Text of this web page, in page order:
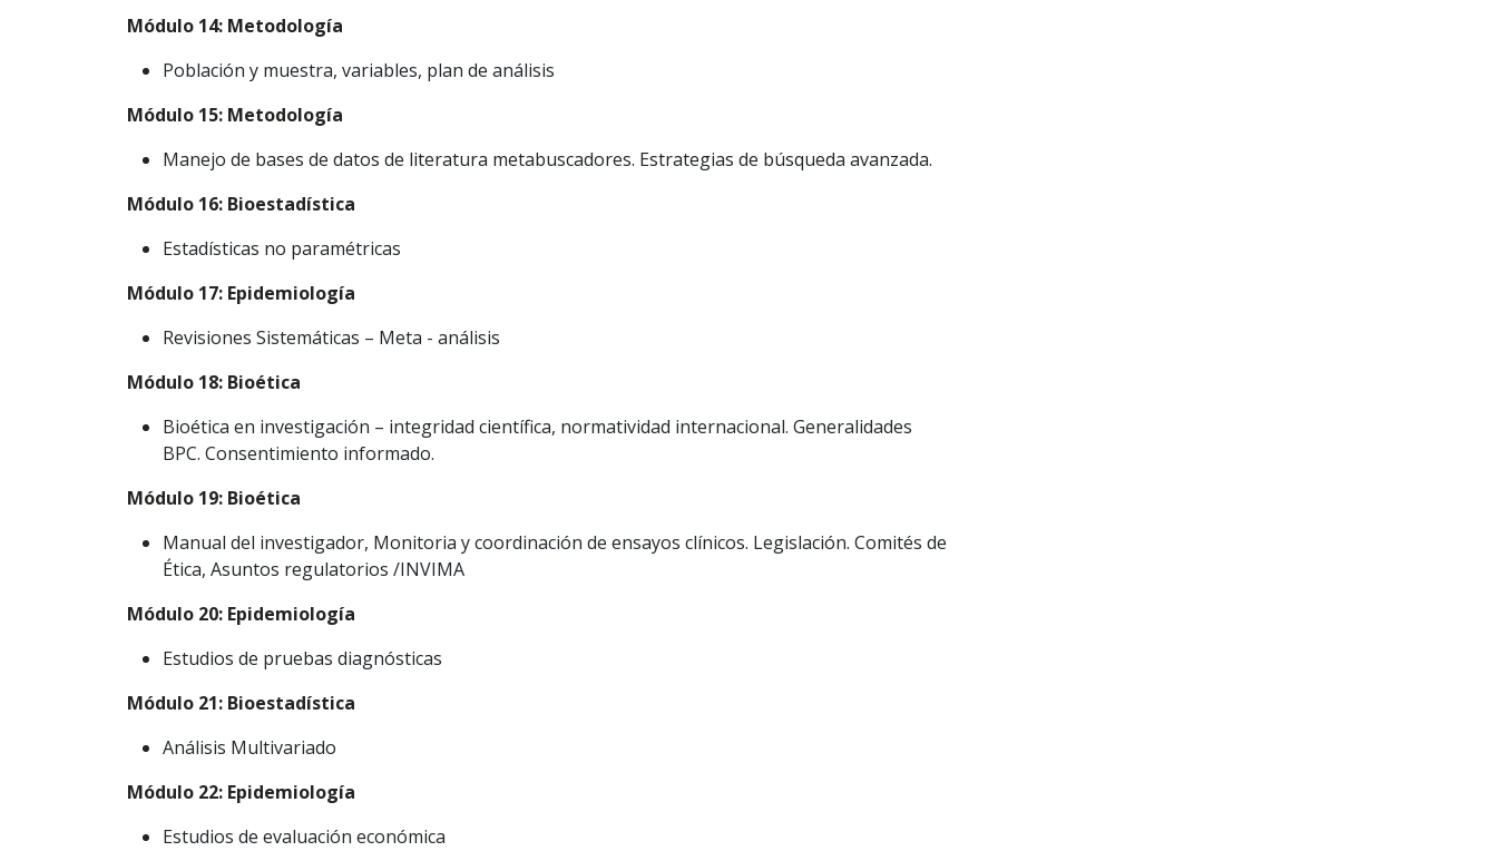
Módulo 14: Metodología
Población y muestra, variables, plan de análisis
Módulo 15: Metodología
Manejo de bases de datos de literatura metabuscadores. Estrategias de búsqueda avanzada.
Módulo 16: Bioestadística
Estadísticas no paramétricas
Módulo 17: Epidemiología
Revisiones Sistemáticas – Meta - análisis
Módulo 18: Bioética
Bioética en investigación – integridad científica, normatividad internacional. Generalidades
BPC. Consentimiento informado.
Módulo 19: Bioética
Manual del investigador, Monitoria y coordinación de ensayos clínicos. Legislación. Comités de
Ética, Asuntos regulatorios /INVIMA
Módulo 20: Epidemiología
Estudios de pruebas diagnósticas
Módulo 21: Bioestadística
Análisis Multivariado
Módulo 22: Epidemiología
Estudios de evaluación económica